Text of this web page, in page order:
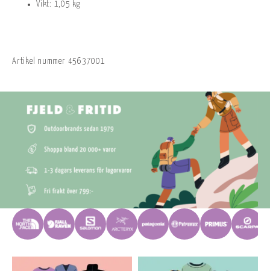
Vikt: 1,05 kg
Artikel nummer 45637001